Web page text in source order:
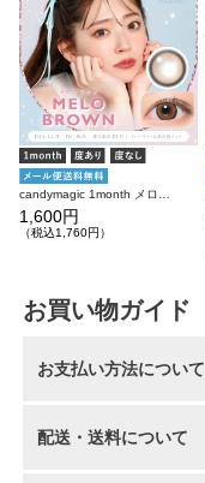
1,600円
（税込1,760円）
お買い物ガイド
お支払い方法について
配送・送料について